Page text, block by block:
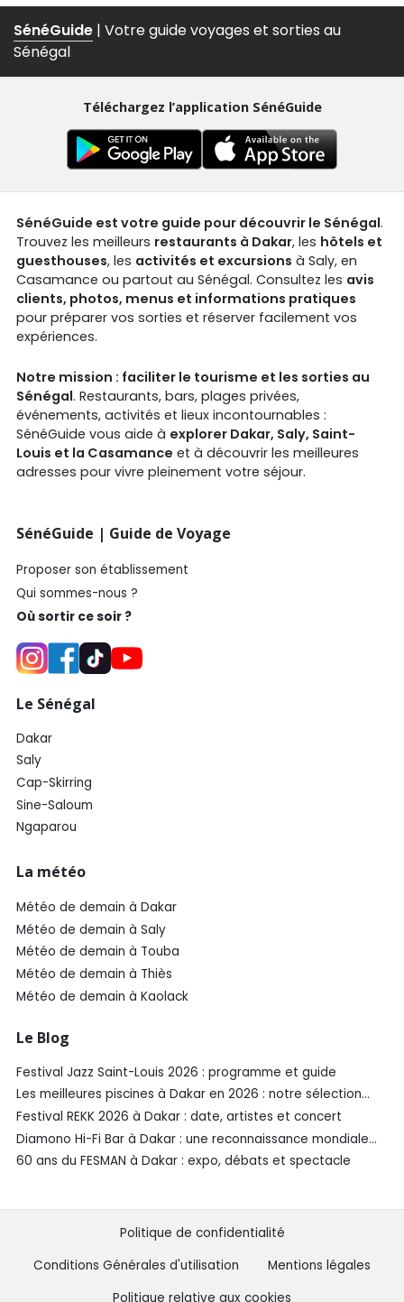
SénéGuide | Votre guide voyages et sorties au
Sénégal
Téléchargez l’application SénéGuide
SénéGuide est votre guide pour découvrir le Sénégal.
Trouvez les meilleurs restaurants à Dakar, les hôtels et
guesthouses, les activités et excursions à Saly, en
Casamance ou partout au Sénégal. Consultez les avis
clients, photos, menus et informations pratiques
pour préparer vos sorties et réserver facilement vos
expériences.
Notre mission : faciliter le tourisme et les sorties au
Sénégal. Restaurants, bars, plages privées,
événements, activités et lieux incontournables :
SénéGuide vous aide à explorer Dakar, Saly, Saint-
Louis et la Casamance et à découvrir les meilleures
adresses pour vivre pleinement votre séjour.
SénéGuide | Guide de Voyage
Proposer son établissement
Qui sommes-nous ?
Où sortir ce soir ?
Le Sénégal
Dakar
Saly
Cap-Skirring
Sine-Saloum
Ngaparou
La météo
Météo de demain à Dakar
Météo de demain à Saly
Météo de demain à Touba
Météo de demain à Thiès
Météo de demain à Kaolack
Le Blog
Festival Jazz Saint-Louis 2026 : programme et guide
Les meilleures piscines à Dakar en 2026 : notre sélection
SénéGuide
Festival REKK 2026 à Dakar : date, artistes et concert
Diamono Hi-Fi Bar à Dakar : une reconnaissance mondiale
aux Spirited Awards®️ 2026
60 ans du FESMAN à Dakar : expo, débats et spectacle
Politique de confidentialité
Conditions Générales d'utilisation
Mentions légales
Politique relative aux cookies